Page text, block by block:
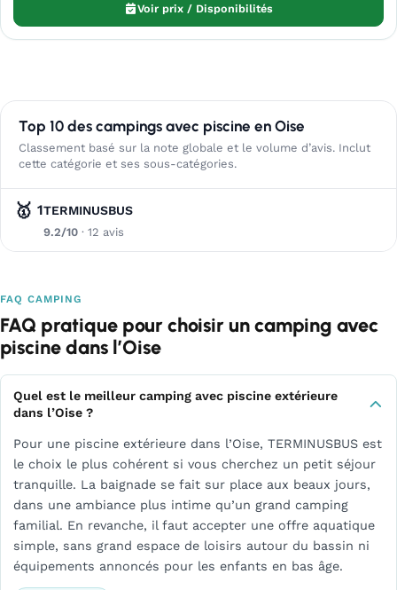
Voir prix / Disponibilités
Top 10 des campings avec piscine en Oise
Classement basé sur la note globale et le volume d’avis. Inclut
cette catégorie et ses sous-catégories.
🥇 1TERMINUSBUS
9.2/10 · 12 avis
FAQ CAMPING
FAQ pratique pour choisir un camping avec
piscine dans l’Oise
Quel est le meilleur camping avec piscine extérieure
dans l’Oise ?
Pour une piscine extérieure dans l’Oise, TERMINUSBUS est
le choix le plus cohérent si vous cherchez un petit séjour
tranquille. La baignade se fait sur place aux beaux jours,
dans une ambiance plus intime qu’un grand camping
familial. En revanche, il faut accepter une offre aquatique
simple, sans grand espace de loisirs autour du bassin ni
équipements annoncés pour les enfants en bas âge.